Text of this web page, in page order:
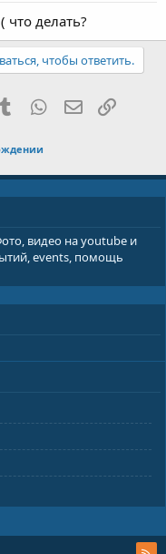
что делать?
чтобы ответить.
Tumblr WhatsApp
E-mail
видео на youtube и
events, помощь